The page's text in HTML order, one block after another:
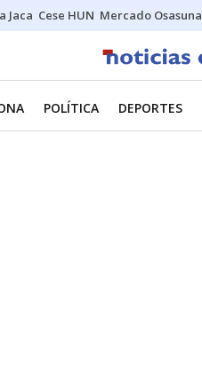
Jaca Cese HUN Mercado Osasuna
POLÍTICA DEPORTES